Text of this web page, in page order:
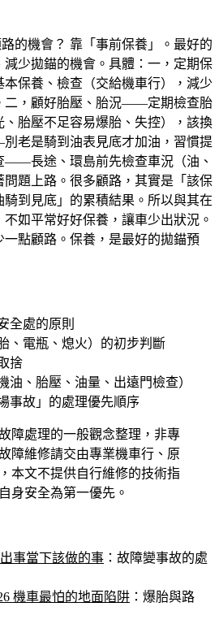
的機會？ 靠「事前保養」。最好的
少拋錨的機會。具體：一，定期保
保養、檢查（交給機車行），減少
二，顧好胎壓、胎況——定期檢查胎
胎壓不足容易爆胎、失控），該換
老是騎到油表見底才加油，習慣提
——長途、環島前先檢查車況（油、
題上路。很多顧路，其實是「該保
到見底」的累積結果。所以與其在
如平常好好保養，讓車少出狀況。
點顧路。保養，是最好的拋錨預
全處的原則
、電瓶、熄火）的初步判斷
捨
油、胎壓、油量、出遠門檢查）
事故」的處理優先順序
障處理的一般觀念整理，非專
障維修請交由專業機車行、原
本文不提供自行維修的技術指
身安全為第一優先。
事當下該做的事 ：故障變事故的處
機車最怕的地面陷阱 ：爆胎與路